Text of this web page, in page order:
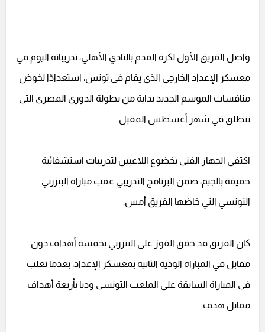
واصل الفريق الأول لكرة القدم بالنادي الأهلي، تدريباته اليوم في
معسكر الإعداد الخارجي الذي يقام في تونس، استعدادًا لخوض
منافسات الموسم الجديد بداية من بطولة الدوري المصري التي
تنطلق في شهر أغسطس المقبل.
اكتفى الجهاز الفني بخضوع اللاعبين لتدريبات استشفائية
خفيفة بالجيم، ضمن البرنامج التدريبي عقب مباراة البنزرتي
التونسي التي خاضها الفريق أمس.
كان الفريق قد حقق الفوز على البنزرتي بخمسة أهداف دون
مقابل في المباراة الودية الثانية بمعسكر الإعداد، بعدما تغلب
في المباراة السابقة على الملعب التونسي وديا بأربعة أهداف
مقابل هدف.